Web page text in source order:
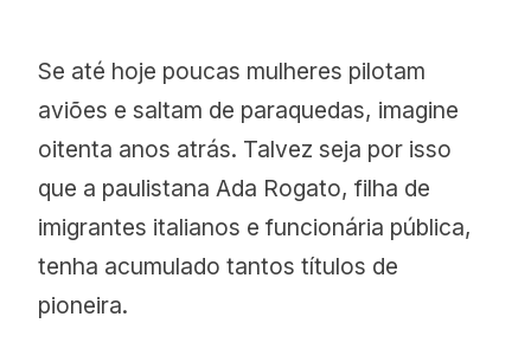
Se até hoje poucas mulheres pilotam
aviões e saltam de paraquedas, imagine
oitenta anos atrás. Talvez seja por isso
que a paulistana Ada Rogato, filha de
imigrantes italianos e funcionária pública,
tenha acumulado tantos títulos de
pioneira.